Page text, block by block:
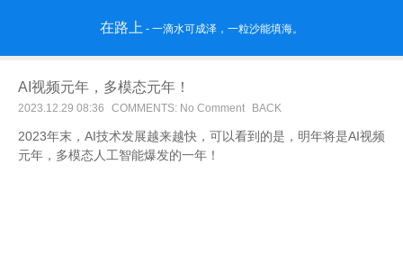
在路上 - 一滴水可成泽，一粒沙能填海。
AI视频元年，多模态元年！
2023.12.29 08:36 COMMENTS: No Comment BACK
2023年末，AI技术发展越来越快，可以看到的是，明年将是AI视频
元年，多模态人工智能爆发的一年！